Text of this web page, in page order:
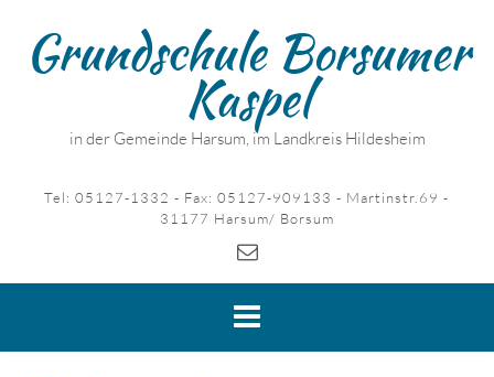
contentGrundschule Borsumer
Kaspel
in der Gemeinde Harsum, im Landkreis Hildesheim
Tel: 05127-1332 - Fax: 05127-909133 - Martinstr.69 -
31177 Harsum/ Borsum